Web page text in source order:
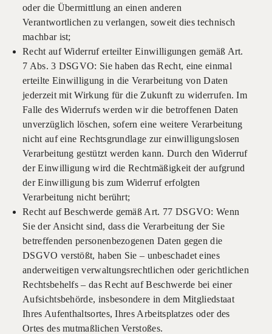
oder die Übermittlung an einen anderen
Verantwortlichen zu verlangen, soweit dies technisch
machbar ist;
Recht auf Widerruf erteilter Einwilligungen gemäß Art.
7 Abs. 3 DSGVO: Sie haben das Recht, eine einmal
erteilte Einwilligung in die Verarbeitung von Daten
jederzeit mit Wirkung für die Zukunft zu widerrufen. Im
Falle des Widerrufs werden wir die betroffenen Daten
unverzüglich löschen, sofern eine weitere Verarbeitung
nicht auf eine Rechtsgrundlage zur einwilligungslosen
Verarbeitung gestützt werden kann. Durch den Widerruf
der Einwilligung wird die Rechtmäßigkeit der aufgrund
der Einwilligung bis zum Widerruf erfolgten
Verarbeitung nicht berührt;
Recht auf Beschwerde gemäß Art. 77 DSGVO: Wenn
Sie der Ansicht sind, dass die Verarbeitung der Sie
betreffenden personenbezogenen Daten gegen die
DSGVO verstößt, haben Sie – unbeschadet eines
anderweitigen verwaltungsrechtlichen oder gerichtlichen
Rechtsbehelfs – das Recht auf Beschwerde bei einer
Aufsichtsbehörde, insbesondere in dem Mitgliedstaat
Ihres Aufenthaltsortes, Ihres Arbeitsplatzes oder des
Ortes des mutmaßlichen Verstoßes.